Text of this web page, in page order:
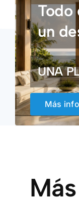
Todo
un
UNA
Más